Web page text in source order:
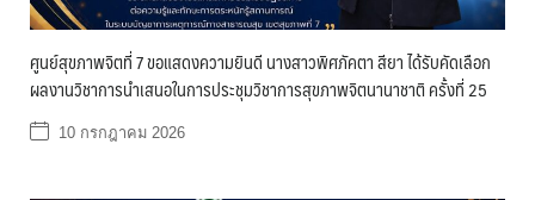
ศูนย์สุขภาพจิตที่ 7 ขอแสดงความยินดี นางสาวพิศภัคตา สียา ได้รับคัดเลือก
ผลงานวิชาการนำเสนอในการประชุมวิชาการสุขภาพจิตนานาชาติ ครั้งที่ 25
10 กรกฎาคม 2026